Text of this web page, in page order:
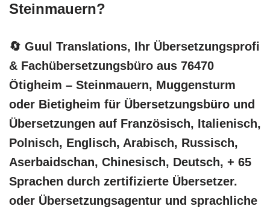
Steinmauern?
🔄 Guul Translations, Ihr Übersetzungsprofi
& Fachübersetzungsbüro aus 76470
Ötigheim – Steinmauern, Muggensturm
oder Bietigheim für Übersetzungsbüro und
Übersetzungen auf Französisch, Italienisch,
Polnisch, Englisch, Arabisch, Russisch,
Aserbaidschan, Chinesisch, Deutsch, + 65
Sprachen durch zertifizierte Übersetzer.
oder Übersetzungsagentur und sprachliche